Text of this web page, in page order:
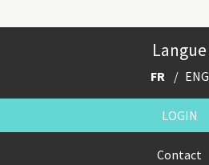
Langue
FR ENG
LOGIN
Contact